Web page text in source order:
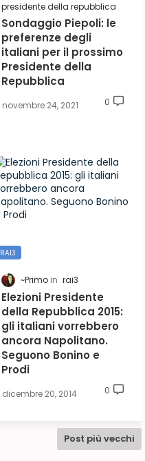
presidente della repubblica
Sondaggio Piepoli: le
preferenze degli
italiani per il prossimo
Presidente della
Repubblica
novembre 24, 2021 0
RAI3
~Primo rai3
Elezioni Presidente
della Repubblica 2015:
gli italiani vorrebbero
ancora Napolitano.
Seguono Bonino e
Prodi
dicembre 20, 2014 0
Post più vecchi